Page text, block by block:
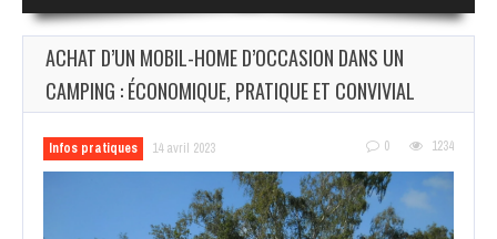
ACHAT D’UN MOBIL-HOME D’OCCASION DANS UN
CAMPING : ÉCONOMIQUE, PRATIQUE ET CONVIVIAL
Infos pratiques 14 avril 2023 0 1234